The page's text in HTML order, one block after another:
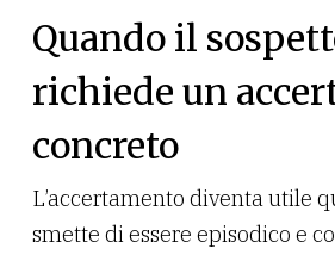
Quando il
richiede un
concreto
L’accertamento diventa utile
smette di essere episodico e